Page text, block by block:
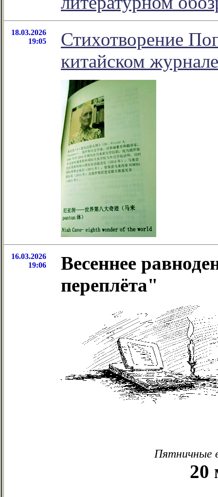
18.03.2026
19:05
Стихотворение
китайском журнале
16.03.2026
19:06
Весеннее
переплёта"
Пятничные
20